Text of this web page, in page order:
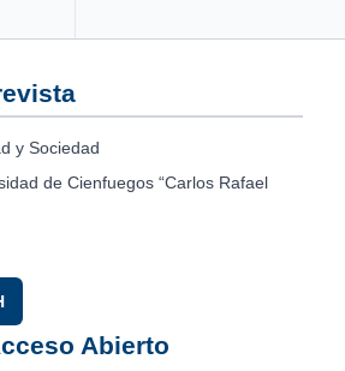
y Sociedad
de Cienfuegos “Carlos Rafael
Abierto